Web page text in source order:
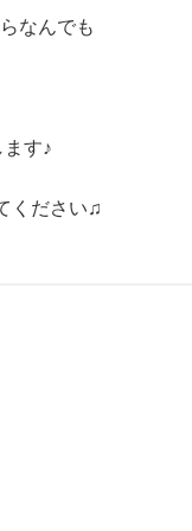
なんでも
す♪
ください♫